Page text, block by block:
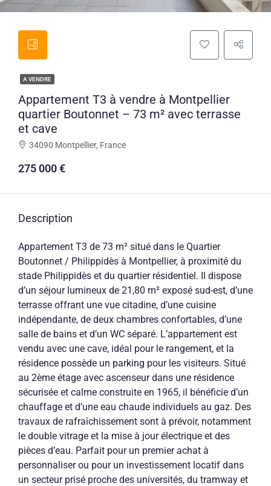
A VENDRE
Appartement T3 à vendre à Montpellier
quartier Boutonnet – 73 m² avec terrasse
et cave
34090 Montpellier, France
275 000 €
Description
Appartement T3 de 73 m² situé dans le Quartier
Boutonnet / Philippidès à Montpellier, à proximité du
stade Philippidès et du quartier résidentiel. Il dispose
d’un séjour lumineux de 21,80 m² exposé sud-est, d’une
terrasse offrant une vue citadine, d’une cuisine
indépendante, de deux chambres confortables, d’une
salle de bains et d’un WC séparé. L’appartement est
vendu avec une cave, idéal pour le rangement, et la
résidence possède un parking pour les visiteurs. Situé
au 2ème étage avec ascenseur dans une résidence
sécurisée et calme construite en 1965, il bénéficie d’un
chauffage et d’une eau chaude individuels au gaz. Des
travaux de rafraîchissement sont à prévoir, notamment
le double vitrage et la mise à jour électrique et des
pièces d’eau. Parfait pour un premier achat à
personnaliser ou pour un investissement locatif dans
un secteur prisé proche des universités, du tramway et